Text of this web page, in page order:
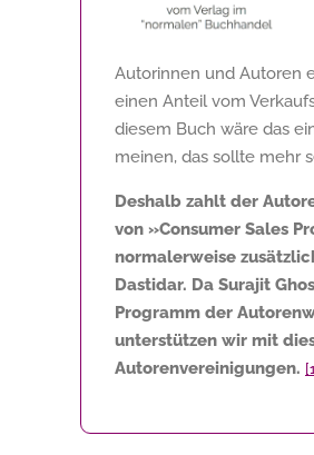
Autorinnen und Autoren
einen Anteil vom
diesem Buch wäre das
meinen, das sollte mehr
Deshalb zahlt der
von »Consumer Sales
normalerweise
Dastidar. Da Surajit
Programm der
unterstützen wir mit
Autorenvereinigungen.